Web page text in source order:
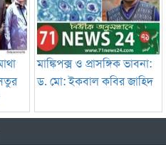
মাঙ্কিপক্স ও প্রাসঙ্গিক ভাবনা:
ড. মো: ইকবাল কবির জাহিদ